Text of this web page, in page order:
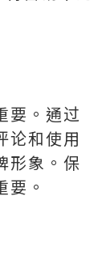
要。通过
论和使用
形象。保
。